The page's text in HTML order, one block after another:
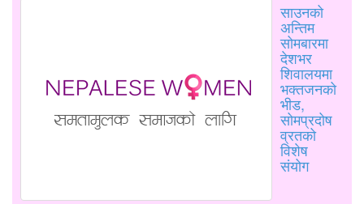
साउनको
अन्तिम
सोमबारमा
देशभर
शिवालयमा
भक्तजनको
भीड,
सोमप्रदोष
व्रतको
विशेष
संयोग